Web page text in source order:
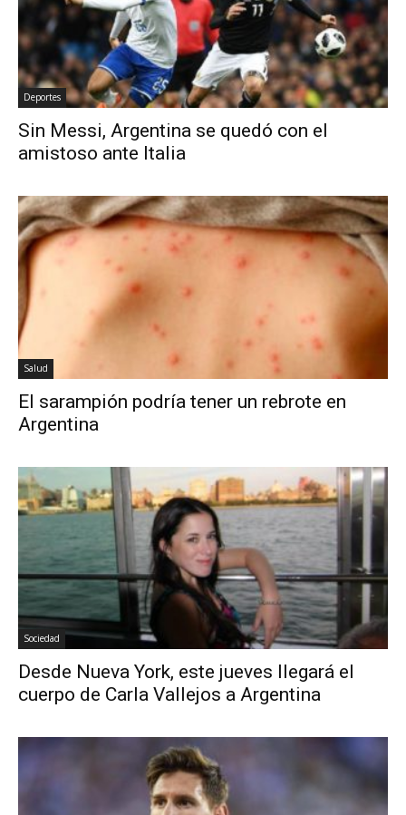
Deportes
Sin Messi, Argentina se quedó con el
amistoso ante Italia
Salud
El sarampión podría tener un rebrote en
Argentina
Sociedad
Desde Nueva York, este jueves llegará el
cuerpo de Carla Vallejos a Argentina